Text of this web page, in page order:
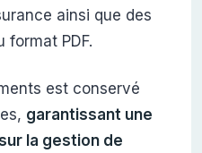
ainsi que des
format PDF.
est conservé
garantissant une
la gestion de